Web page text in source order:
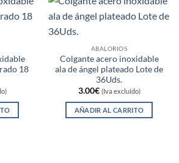
18
ABALORIOS
Colgante acero inoxidable
ala de ángel plateado Lote de
36Uds.
3.00€ (Iva excluído)
AÑADIR AL CARRITO